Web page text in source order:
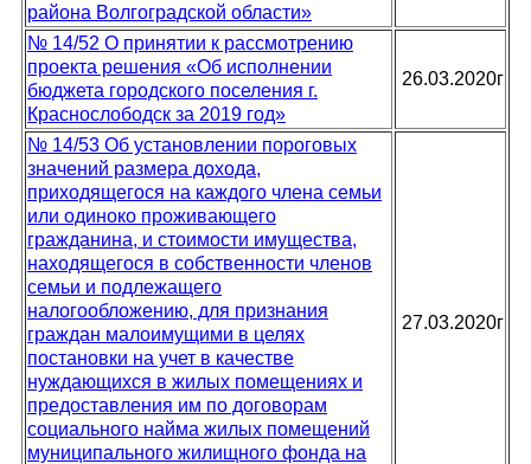
района Волгоградской области»
№ 14/52 О принятии к рассмотрению
проекта решения «Об исполнении
бюджета городского поселения г.
Краснослободск за 2019 год»
26.03.2020г
№ 14/53 Об установлении пороговых
значений размера дохода,
приходящегося на каждого члена семьи
или одиноко проживающего
гражданина, и стоимости имущества,
находящегося в собственности членов
семьи и подлежащего
налогообложению, для признания
граждан малоимущими в целях
постановки на учет в качестве
нуждающихся в жилых помещениях и
предоставления им по договорам
социального найма жилых помещений
муниципального жилищного фонда на
27.03.2020г